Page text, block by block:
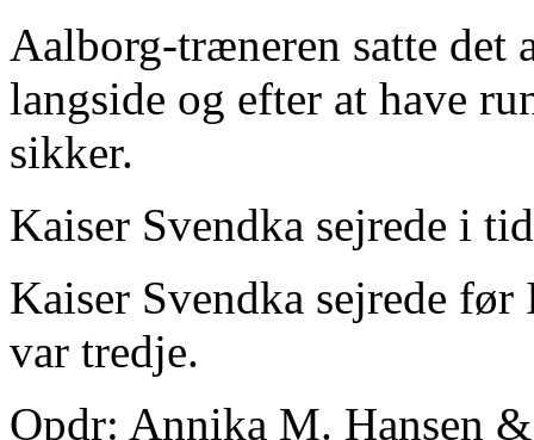
Aalborg-træneren satte det
langside og efter at have
sikker.
Kaiser Svendka sejrede i
Kaiser Svendka sejrede
var tredje.
Opdr: Annika M. Hansen